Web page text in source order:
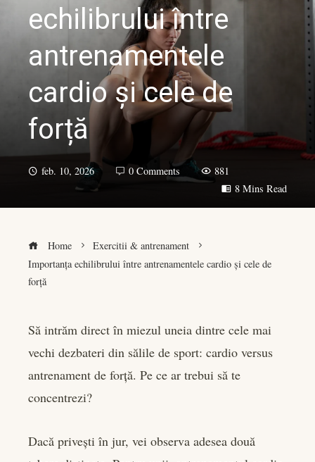
echilibrului între
antrenamentele
cardio și cele de
forță​
feb. 10, 2026 0 Comments
881
8 Mins Read
Home
Exercitii & antrenament
Importanța echilibrului între antrenamentele cardio și cele de
forță​
Să intrăm direct în miezul uneia dintre cele mai
vechi dezbateri din sălile de sport: cardio versus
antrenament de forță. Pe ce ar trebui să te
concentrezi?
Dacă privești în jur, vei observa adesea două